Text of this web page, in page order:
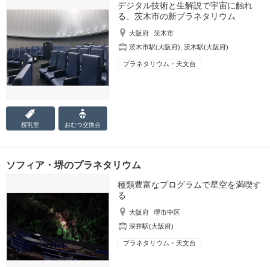
デジタル技術と生解説で宇宙に触れ
る、茨木市の新プラネタリウム
大阪府
茨木市
茨木市駅(大阪府) ,茨木駅(大阪府)
プラネタリウム・天文台
授乳室 おむつ交換台
ソフィア・堺のプラネタリウム
種類豊富なプログラムで星空を満喫す
る
大阪府
堺市中区
深井駅(大阪府)
プラネタリウム・天文台